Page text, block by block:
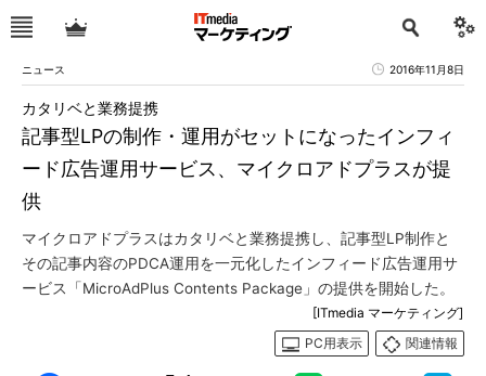
ニュース 2016年11月8日
記事型LPの制作・運用がセットになったインフィ
ード広告運用サービス、マイクロアドプラスが提
供
カタリベと業務提携
マイクロアドプラスはカタリベと業務提携し、記事型LP制作と
その記事内容のPDCA運用を一元化したインフィード広告運用サ
ービス「MicroAdPlus Contents Package」の提供を開始した。
[ITmedia マーケティング]
PC用表示
関連情報